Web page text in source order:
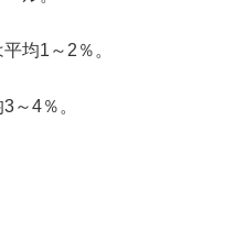
均1～2％。
～4％。